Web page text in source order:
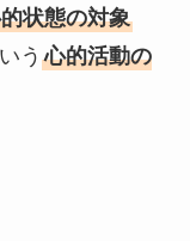
状態の対象
う 心的活動の